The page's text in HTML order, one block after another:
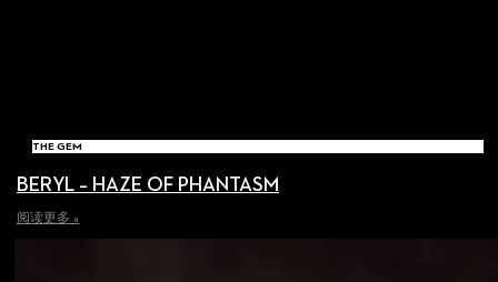
THE GEM
BERYL – HAZE OF PHANTASM
阅读更多 »